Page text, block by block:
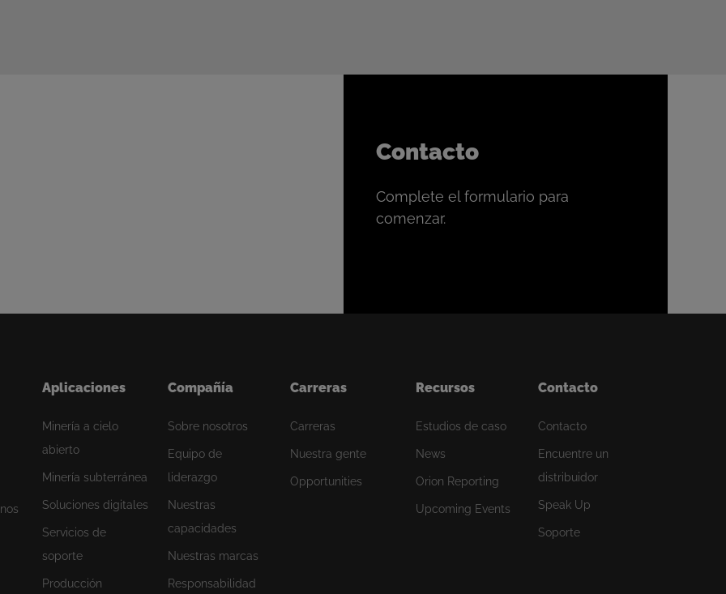
Contacto
Complete el formulario para
comenzar.
Aplicaciones
Minería a cielo
abierto
Minería subterránea
Soluciones digitales
Servicios de
soporte
Producción
Compañía
Sobre nosotros
Equipo de
liderazgo
Nuestras
capacidades
Nuestras marcas
Responsabilidad
Carreras
Carreras
Nuestra gente
Opportunities
Recursos
Estudios de caso
News
Orion Reporting
Upcoming Events
Contacto
Contacto
Encuentre un
distribuidor
Speak Up
Soporte